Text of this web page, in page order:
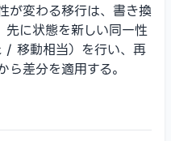
が変わる移行は、書き換
先に状態を新しい同一性
移動相当）を行い、再
差分を適用する。